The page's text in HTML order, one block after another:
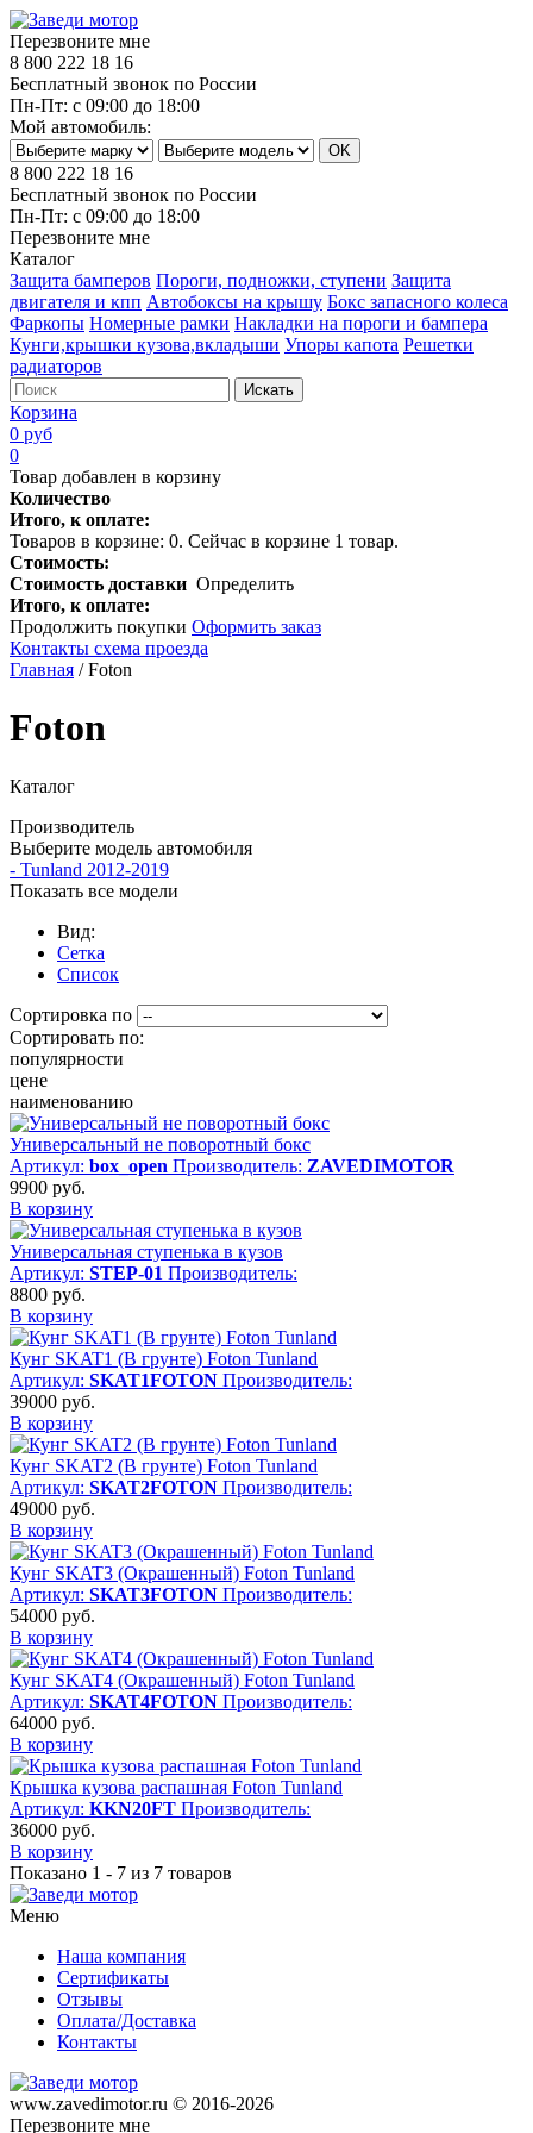
Перезвоните мне
8 800 222 18 16
Бесплатный звонок по России
Пн-Пт: с 09:00 до 18:00
Мой автомобиль:
8 800 222 18 16
Бесплатный звонок по России
Пн-Пт: с 09:00 до 18:00
Перезвоните мне
Каталог
Защита бамперов Пороги, подножки, ступени Защита
двигателя и кпп Автобоксы на крышу Бокс запасного колеса
Фаркопы Номерные рамки Накладки на пороги и бампера
Кунги,крышки кузова,вкладыши Упоры капота Решетки
радиаторов
Искать
Корзина
0 руб
0
Товар добавлен в корзину
Количество
Итого, к оплате:
Товаров в корзине: 0. Сейчас в корзине 1 товар.
Стоимость:
Стоимость доставки Определить
Итого, к оплате:
Продолжить покупки Оформить заказ
Контакты схема проезда
Главная / Foton
Foton
Каталог
Производитель
Выберите модель автомобиля
- Tunland 2012-2019
Показать все модели
Вид:
Сетка
Список
Сортировка по
Сортировать по:
популярности
цене
наименованию
Универсальный не поворотный бокс
Артикул: box_open Производитель: ZAVEDIMOTOR
9900 руб.
В корзину
Универсальная ступенька в кузов
Артикул: STEP-01 Производитель:
8800 руб.
В корзину
Кунг SKAT1 (В грунте) Foton Tunland
Артикул: SKAT1FOTON Производитель:
39000 руб.
В корзину
Кунг SKAT2 (В грунте) Foton Tunland
Артикул: SKAT2FOTON Производитель:
49000 руб.
В корзину
Кунг SKAT3 (Окрашенный) Foton Tunland
Артикул: SKAT3FOTON Производитель:
54000 руб.
В корзину
Кунг SKAT4 (Окрашенный) Foton Tunland
Артикул: SKAT4FOTON Производитель:
64000 руб.
В корзину
Крышка кузова распашная Foton Tunland
Артикул: KKN20FT Производитель:
36000 руб.
В корзину
Показано 1 - 7 из 7 товаров
Меню
Наша компания
Сертификаты
Отзывы
Оплата/Доставка
Контакты
www.zavedimotor.ru © 2016-2026
Перезвоните мне